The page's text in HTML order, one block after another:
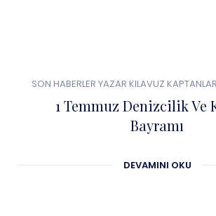
SON HABERLER YAZAR KILAVUZ
1 Temmuz Denizcilik Ve
Bayramı
DEVAMINI OKU